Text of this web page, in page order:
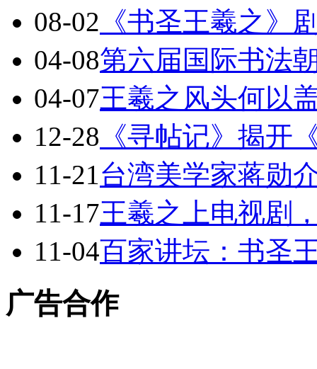
08-02 《书圣王羲之》
04-08第六届国际书法
04-07王羲之风头何以
12-28 《寻帖记》揭开
11-21台湾美学家蒋勋
11-17王羲之上电视剧
11-04百家讲坛：书圣
广告合作